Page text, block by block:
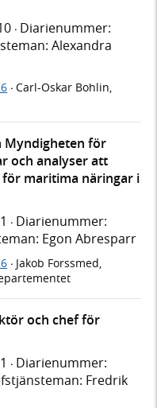
· Diarienummer:
Alexandra
· Carl-Oskar Bohlin,
Myndigheten för
och analyser att
maritima näringar i
· Diarienummer:
Egon Abresparr
· Jakob Forssmed,
och chef för
· Diarienummer:
Fredrik